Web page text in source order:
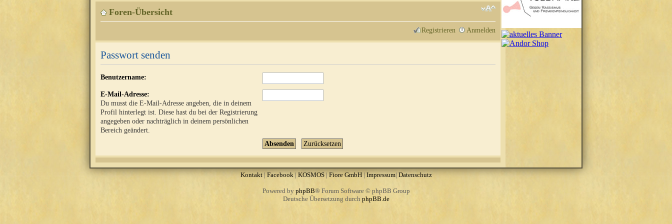
Foren-Übersicht
Registrieren Anmelden
Passwort senden
Benutzername:
E-Mail-Adresse:
Du musst die E-Mail-Adresse angeben, die in deinem
Profil hinterlegt ist. Diese hast du bei der Registrierung
angegeben oder nachträglich in deinem persönlichen
Bereich geändert.
Kontakt|Facebook | KOSMOS| Fiore GmbH| Impressum| Datenschutz
Powered by phpBB® Forum Software © phpBB Group
Deutsche Übersetzung durch phpBB.de